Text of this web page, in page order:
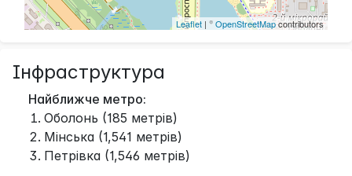
Leaflet | ©OpenStreetMapcontributors
Інфраструктура
Найближче метро:
Оболонь (185 метрів)
Мінська (1,541 метрів)
Петрівка (1,546 метрів)